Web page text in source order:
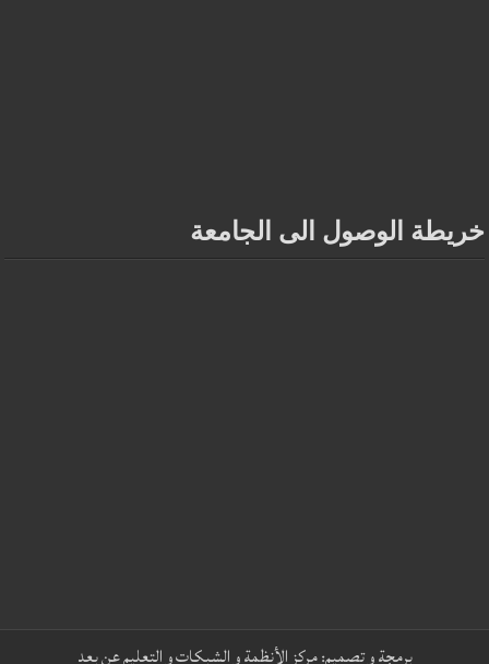
خريطة الوصول الى الجامعة